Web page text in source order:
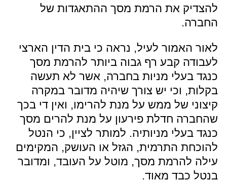
להצדיק את הרמת מסך ההתאגדות של
החברה.
לאור האמור לעיל, נראה כי בית הדין הארצי
לעבודה קבע רף גבוה ביותר להרמת מסך
כנגד בעלי מניות בחברה, אשר לא תעשה
בקלות, וכי יש צורך שיהיה מדובר במקרה
קיצוני של ממש על מנת להרימו, ואין די בכך
שהחברה חדלת פירעון על מנת להרים מסך
כנגד בעלי מניותיה. למותר לציין, כי הנטל
להוכחת התרמית, הגזל או העושק, המקימים
עילה להרמת מסך, מוטל על העובד, ומדובר
בנטל כבד מאוד.